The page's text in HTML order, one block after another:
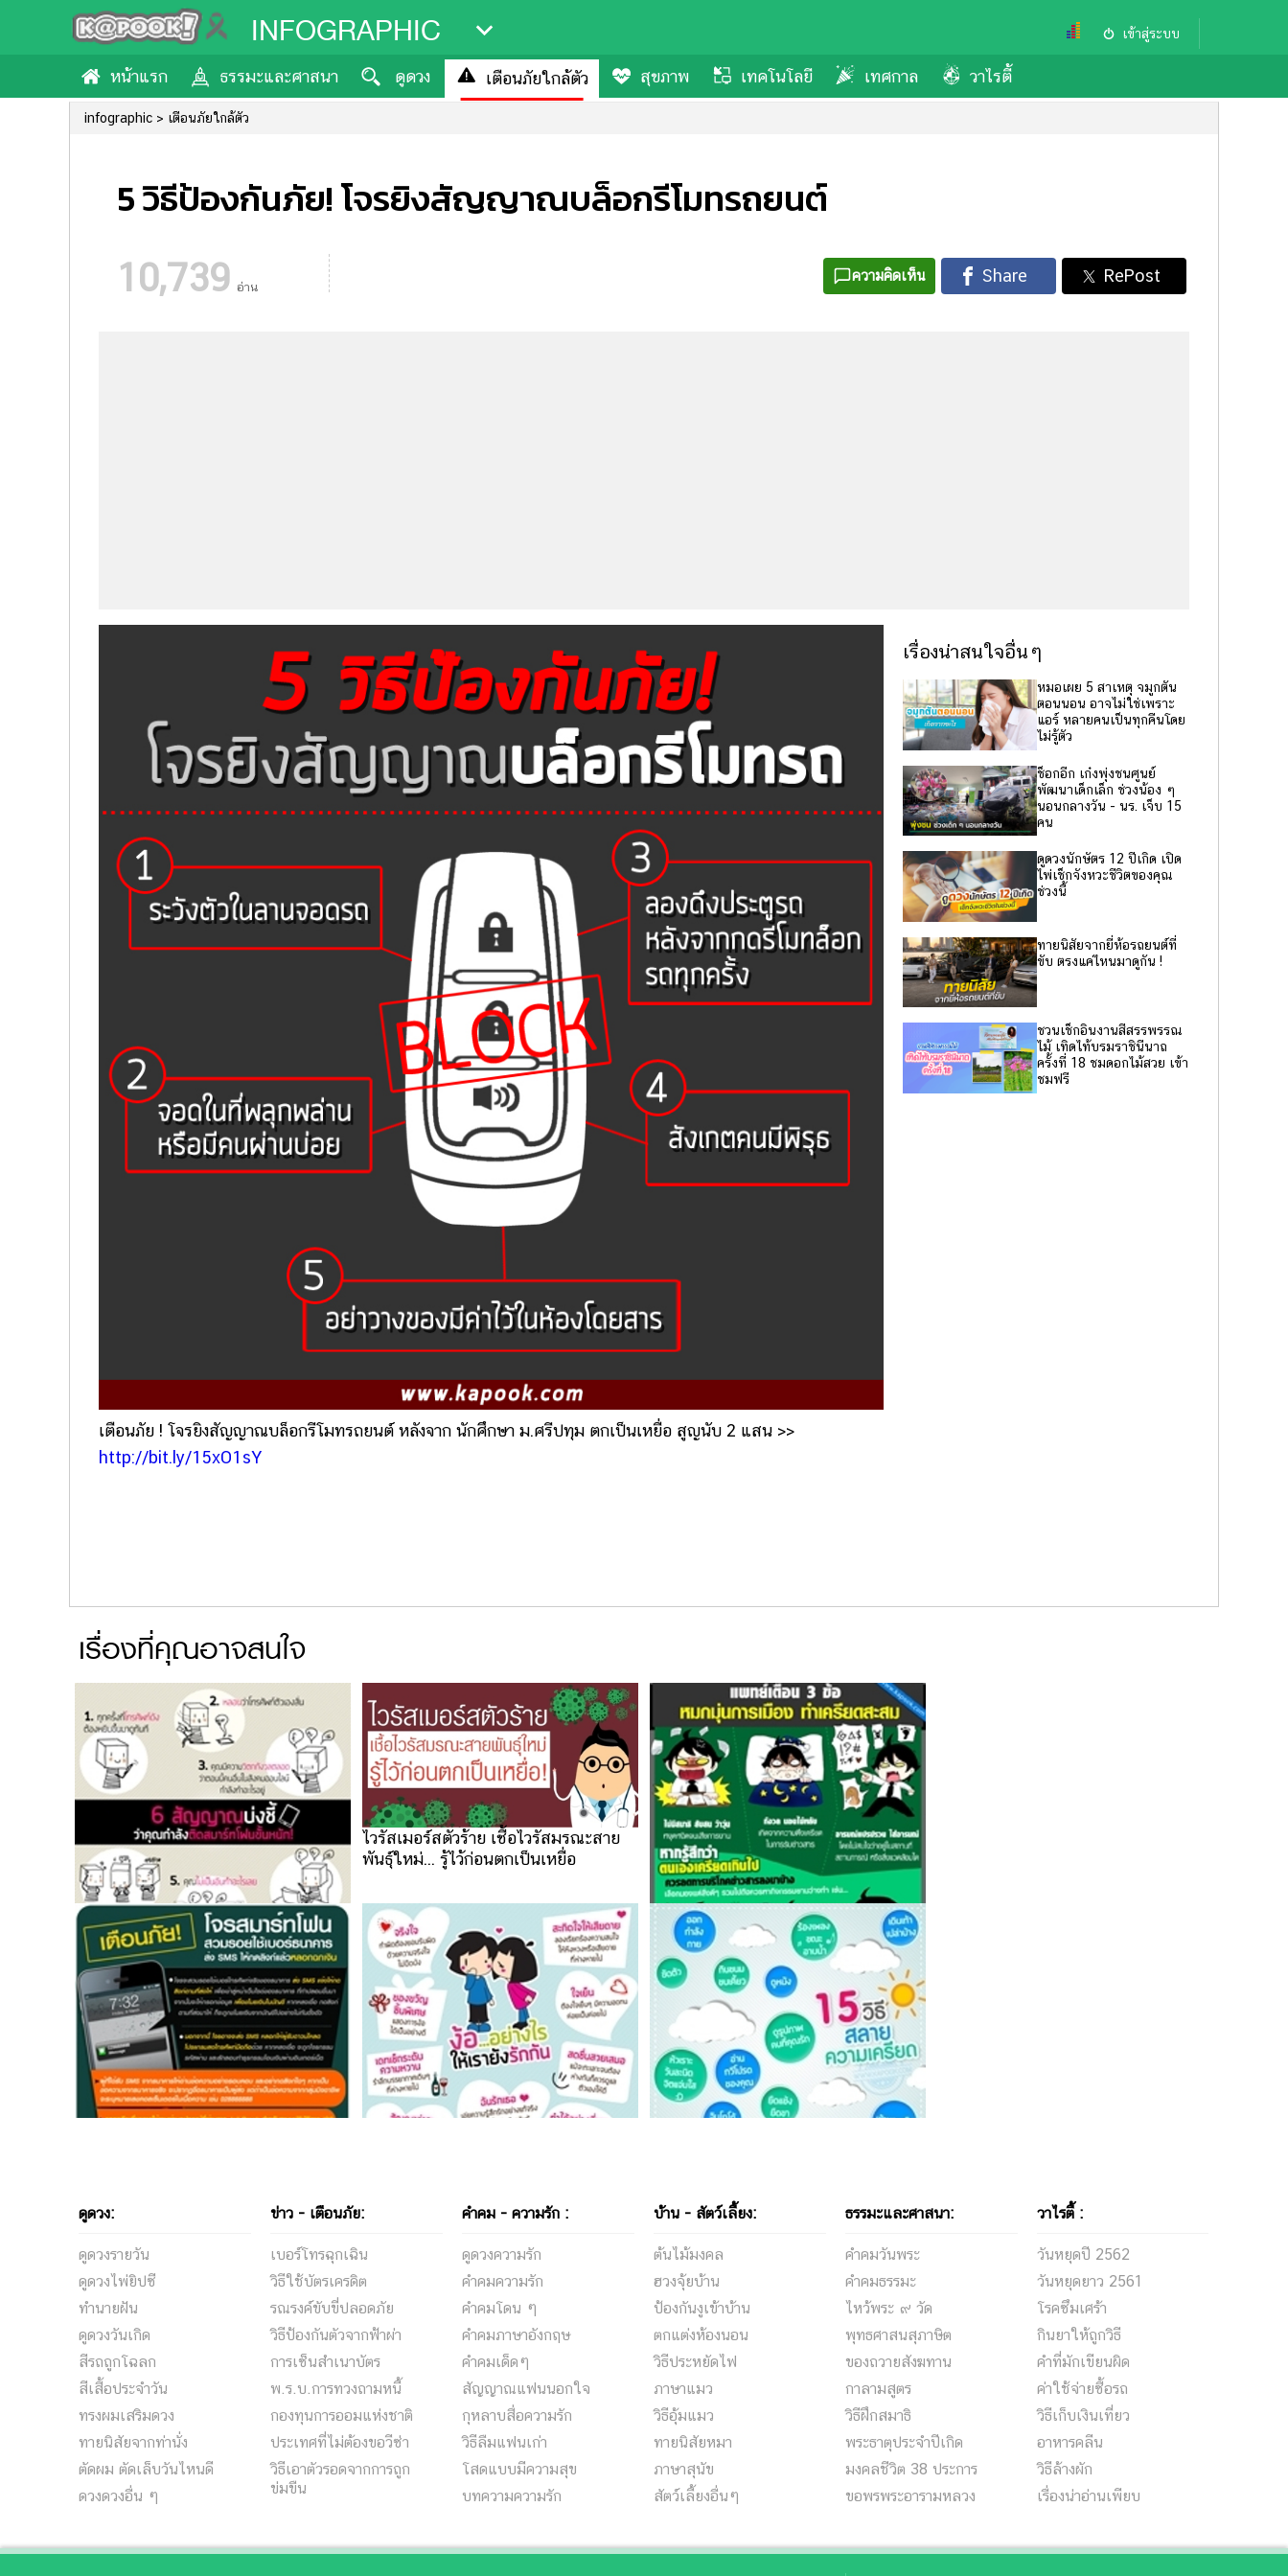
INFOGRAPHIC เข้าสู่ระบบ
หน้าแรก ธรรมะและศาสนา ดูดวง เตือนภัยใกล้ตัว สุขภาพ เทคโนโลยี เทศกาล วาไรตี้
infographic เตือนภัยใกล้ตัว
5 วิธีป้องกันภัย! โจรยิงสัญญาณบล็อกรีโมทรถยนต์
10,739 อ่าน
ความคิดเห็น
เตือนภัย ! โจรยิงสัญญาณบล็อกรีโมทรถยนต์ หลังจาก นักศึกษา ม.ศรีปทุม ตกเป็นเหยื่อ สูญนับ 2 แสน >>
http://bit.ly/15xO1sY
เรื่องน่าสนใจอื่นๆ
หมอเผย 5 สาเหตุ จมูกตัน
ตอนนอน อาจไม่ใช่เพราะ
แอร์ หลายคนเป็นทุกคืนโดย
ไม่รู้ตัว
ช็อกอีก เก๋งพุ่งชนศูนย์
พัฒนาเด็กเล็ก ช่วงน้อง ๆ
นอนกลางวัน - นร. เจ็บ 15
คน
ดูดวงนักษัตร 12 ปีเกิด เปิด
ไพ่เช็กจังหวะชีวิตของคุณ
ช่วงนี้
ทายนิสัยจากยี่ห้อรถยนต์ที่
ขับ ตรงแค่ไหนมาดูกัน !
ชวนเช็กอินงานสีสรรพรรณ
ไม้ เทิดไท้บรมราชินีนาถ
ครั้งที่ 18 ชมดอกไม้สวย เข้า
ชมฟรี
เรื่องที่คุณอาจสนใจ
6 สัญญาณบ่งชี้ ว่าคุณกำลังติดสมาร์ท
โฟนขั้นหนัก!
ไวรัสเมอร์สตัวร้าย เชื้อไวรัสมรณะสาย
พันธุ์ใหม่... รู้ไว้ก่อนตกเป็นเหยื่อ
แพทย์เตือน 3 ข้อ หมกมุ่นการเมือง ทำ
เครียดสะสม
หลอกกดลิงก์ ฉกรหัสธนาคาร
ดูดวง:
ดูดวงรายวัน
ดูดวงไพ่ยิปซี
ทำนายฝัน
ดูดวงวันเกิด
สีรถถูกโฉลก
สีเสื้อประจำวัน
ทรงผมเสริมดวง
ทายนิสัยจากท่านั่ง
ตัดผม ตัดเล็บวันไหนดี
ดวงดวงอื่น ๆ
ข่าว - เตือนภัย:
เบอร์โทรฉุกเฉิน
วิธีใช้บัตรเครดิต
รณรงค์ขับขี่ปลอดภัย
วิธีป้องกันตัวจากฟ้าผ่า
การเซ็นสําเนาบัตร
พ.ร.บ.การทวงถามหนี้
กองทุนการออมแห่งชาติ
ประเทศที่ไม่ต้องขอวีซ่า
วิธีเอาตัวรอดจากการถูก
ข่มขืน
คำคม - ความรัก :
ดูดวงความรัก
คําคมความรัก
คําคมโดน ๆ
คําคมภาษาอังกฤษ
คําคมเด็ดๆ
สัญญาณแฟนนอกใจ
กุหลาบสื่อความรัก
วิธีลืมแฟนเก่า
โสดแบบมีความสุข
บทความความรัก
บ้าน - สัตว์เลี้ยง:
ต้นไม้มงคล
ฮวงจุ้ยบ้าน
ป้องกันงูเข้าบ้าน
ตกแต่งห้องนอน
วิธีประหยัดไฟ
ภาษาแมว
วิธีอุ้มแมว
ทายนิสัยหมา
ภาษาสุนัข
สัตว์เลี้ยงอื่นๆ
ธรรมะและศาสนา:
คำคมวันพระ
คำคมธรรมะ
ไหว้พระ ๙ วัด
พุทธศาสนสุภาษิต
ของถวายสังฆทาน
กาลามสูตร
วิธีฝึกสมาธิ
พระธาตุประจำปีเกิด
มงคลชีวิต 38 ประการ
ขอพรพระอารามหลวง
วาไรตี้ :
วันหยุดปี 2562
วันหยุดยาว 2561
โรคซึมเศร้า
กินยาให้ถูกวิธี
คำที่มักเขียนผิด
ค่าใช้จ่ายซื้อรถ
วิธีเก็บเงินเที่ยว
อาหารคลีน
วิธีล้างผัก
เรื่องน่าอ่านเพียบ